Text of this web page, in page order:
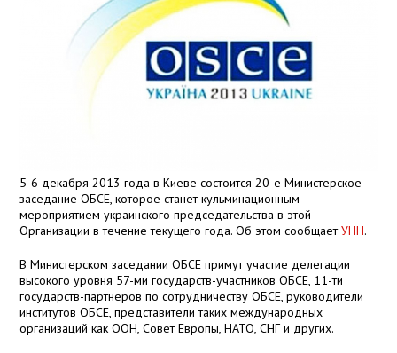
5-6 декабря 2013 года в Киеве состоится 20-е Министерское
заседание ОБСЕ, которое станет кульминационным
мероприятием украинского председательства в этой
Организации в течение текущего года. Об этом сообщаетУНН.
В Министерском заседании ОБСЕ примут участие делегации
высокого уровня 57-ми государств-участников ОБСЕ, 11-ти
государств-партнеров по сотрудничеству ОБСЕ, руководители
институтов ОБСЕ, представители таких международных
организаций как ООН, Совет Европы, НАТО, СНГ и других.